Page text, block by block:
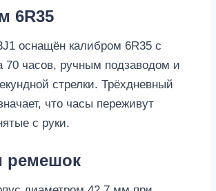
6R35
оснащён калибром 6R35 с
70 часов, ручным подзаводом и
стрелки. Трёхдневный
что часы переживут
с руки.
ремешок